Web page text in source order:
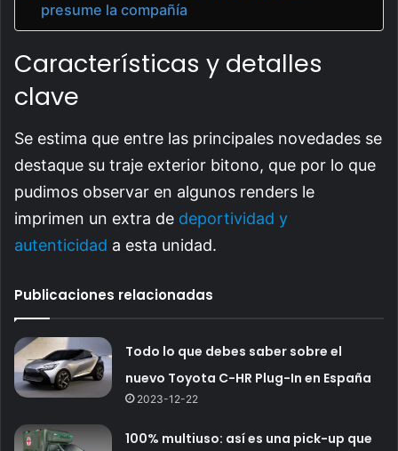
presume la compañía
Características y detalles
clave
Se estima que entre las principales novedades se
destaque su traje exterior bitono, que por lo que
pudimos observar en algunos renders le
imprimen un extra de deportividad y
autenticidad a esta unidad.
Publicaciones relacionadas
Todo lo que debes saber sobre el
nuevo Toyota C-HR Plug-In en España
2023-12-22
100% multiuso: así es una pick-up que